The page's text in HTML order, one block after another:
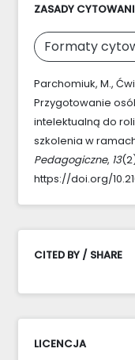
ZASADY
Formaty
Parchomiuk, M.,
Przygotowanie
intelektualną do
szkolenia w
Pedagogiczne, 13
https://doi.org/
CITED BY / SHARE
LICENCJA